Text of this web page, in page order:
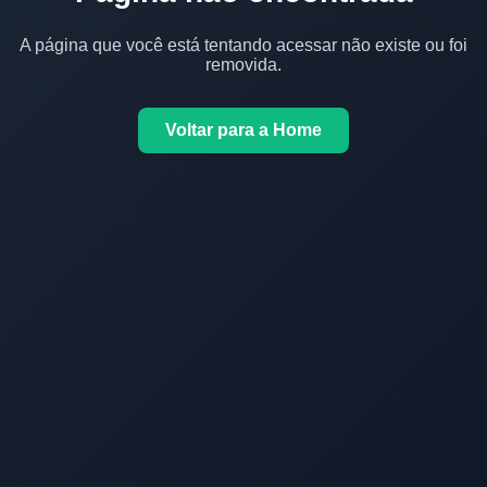
A página que você está tentando acessar não existe ou foi
removida.
Voltar para a Home